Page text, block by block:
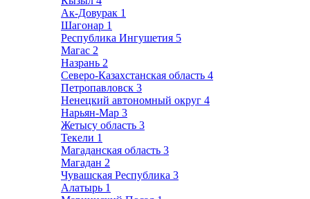
Ак-Довурак 1
Шагонар 1
Республика Ингушетия 5
Магас 2
Назрань 2
Северо-Казахстанская область 4
Петропавловск 3
Ненецкий автономный округ 4
Нарьян-Мар 3
Жетысу область 3
Текели 1
Магаданская область 3
Магадан 2
Чувашская Республика 3
Алатырь 1